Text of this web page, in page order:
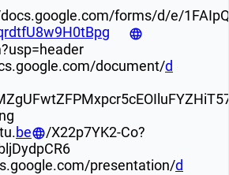
forms/d/e/
document/d
be
/X22p7YK2-Co?
presentation/d